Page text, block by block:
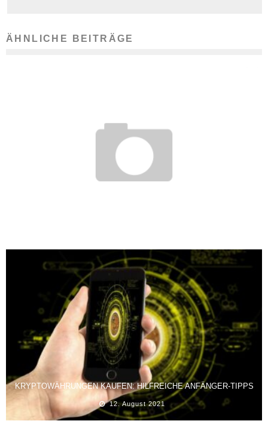
ÄHNLICHE BEITRÄGE
KRYPTOWÄHRUNGEN KAUFEN: HILFREICHE ANFÄNGER-TIPPS
12. August 2021